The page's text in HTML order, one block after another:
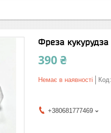
Фреза кукурудза
390 ₴
Немає в наявності Код:
+380681777469